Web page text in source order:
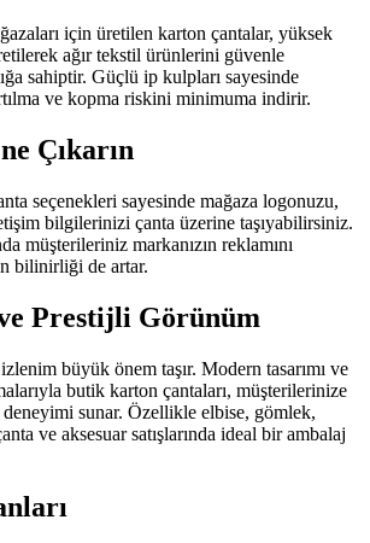
için üretilen karton çantalar, yüksek
ağır tekstil ürünlerini güvenle
sahiptir. Güçlü ip kulpları sayesinde
ve kopma riskini minimuma indirir.
Çıkarın
seçenekleri sayesinde mağaza logonuzu,
bilgilerinizi çanta üzerine taşıyabilirsiniz.
müşterileriniz markanızın reklamını
bilinirliği de artar.
ve Prestijli Görünüm
büyük önem taşır. Modern tasarımı ve
butik karton çantaları, müşterilerinize
sunar. Özellikle elbise, gömlek,
ve aksesuar satışlarında ideal bir ambalaj